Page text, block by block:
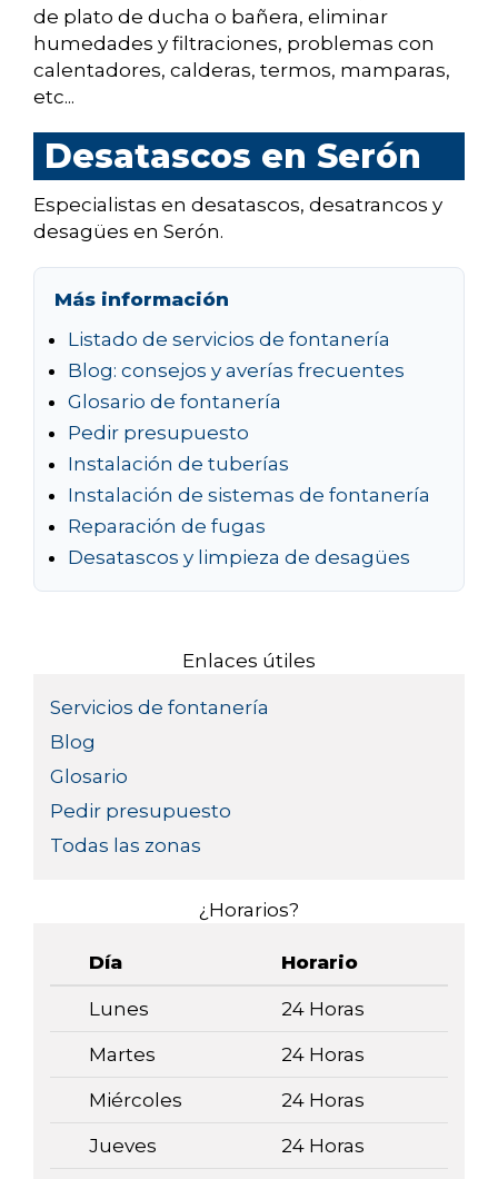
de plato de ducha o bañera, eliminar
humedades y filtraciones, problemas con
calentadores, calderas, termos, mamparas,
etc...
Desatascos en Serón
Especialistas en desatascos, desatrancos y
desagües en Serón.
Más información
Listado de servicios de fontanería
Blog: consejos y averías frecuentes
Glosario de fontanería
Pedir presupuesto
Instalación de tuberías
Instalación de sistemas de fontanería
Reparación de fugas
Desatascos y limpieza de desagües
Enlaces útiles
Servicios de fontanería
Blog
Glosario
Pedir presupuesto
Todas las zonas
¿Horarios?
Día Horario
Lunes 24 Horas
Martes 24 Horas
Miércoles 24 Horas
Jueves 24 Horas